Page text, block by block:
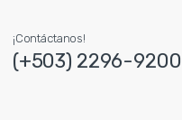
¡Contáctanos!
(+503) 2296-9200